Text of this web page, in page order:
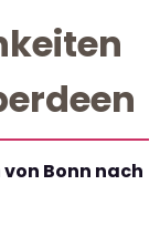
Bonn nach